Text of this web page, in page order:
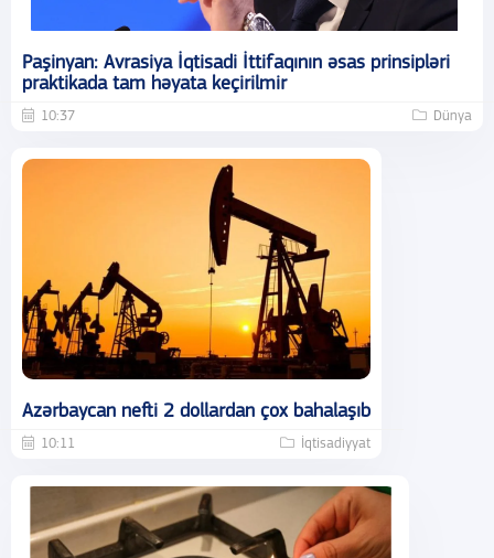
Paşinyan: Avrasiya İqtisadi İttifaqının əsas prinsipləri
praktikada tam həyata keçirilmir
10:37 Dünya
Azərbaycan nefti 2 dollardan çox bahalaşıb
10:11 İqtisadiyyat